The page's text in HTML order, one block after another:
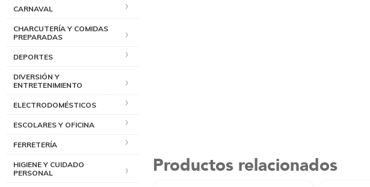
CARNAVAL
CHARCUTERÍA Y COMIDAS
PREPARADAS
DEPORTES
DIVERSIÓN Y
ENTRETENIMIENTO
ELECTRODOMÉSTICOS
ESCOLARES Y OFICINA
FERRETERÍA
HIGIENE Y CUIDADO
PERSONAL
Productos relacionados